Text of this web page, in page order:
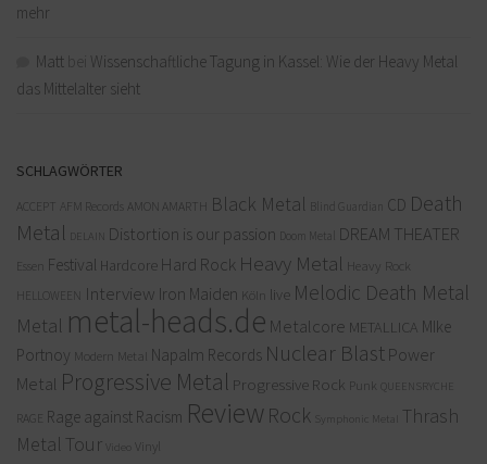
mehr
Matt
Wissenschaftliche Tagung in Kassel: Wie der Heavy Metal
das Mittelalter sieht
SCHLAGWÖRTER
ACCEPT AFM Records AMON AMARTH Black Metal Blind Guardian CD Death
Metal
DELAIN Distortion is our passion Doom Metal DREAM THEATER
Essen Festival Hardcore Hard Rock Heavy Metal Heavy Rock
HELLOWEEN Interview Iron Maiden Köln live Melodic Death Metal
Metal metal-heads.de Metalcore METALLICA MIke
Portnoy Modern Metal Napalm Records Nuclear Blast Power
Metal Progressive Metal Progressive Rock Punk QUEENSRYCHE
RAGE Rage against Racism Review Rock Symphonic Metal
Thrash
Metal Tour Video Vinyl